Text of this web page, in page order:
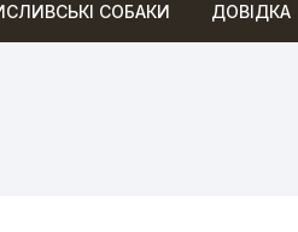
СОБАКИ ДОВІДКА